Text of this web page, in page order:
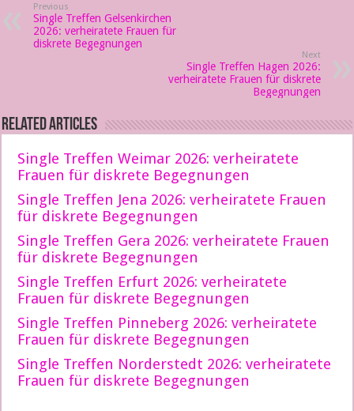
Previous
Single Treffen Gelsenkirchen
2026: verheiratete Frauen für
diskrete Begegnungen
Next
Single Treffen Hagen 2026:
verheiratete Frauen für diskrete
Begegnungen
Related Articles
Single Treffen Weimar 2026: verheiratete
Frauen für diskrete Begegnungen
Single Treffen Jena 2026: verheiratete Frauen
für diskrete Begegnungen
Single Treffen Gera 2026: verheiratete Frauen
für diskrete Begegnungen
Single Treffen Erfurt 2026: verheiratete
Frauen für diskrete Begegnungen
Single Treffen Pinneberg 2026: verheiratete
Frauen für diskrete Begegnungen
Single Treffen Norderstedt 2026: verheiratete
Frauen für diskrete Begegnungen